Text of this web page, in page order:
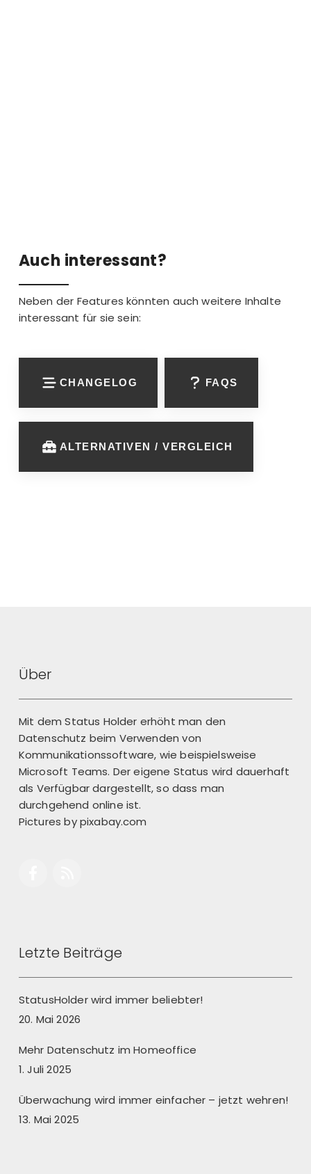
Auch interessant?
Neben der Features könnten auch weitere Inhalte
interessant für sie sein:
CHANGELOG FAQS
ALTERNATIVEN / VERGLEICH
Über
Mit dem Status Holder erhöht man den
Datenschutz beim Verwenden von
Kommunikationssoftware, wie beispielsweise
Microsoft Teams. Der eigene Status wird dauerhaft
als Verfügbar dargestellt, so dass man
durchgehend online ist.
Pictures bypixabay.com
Letzte Beiträge
StatusHolder wird immer beliebter!
20. Mai 2026
Mehr Datenschutz im Homeoffice
1. Juli 2025
Überwachung wird immer einfacher – jetzt wehren!
13. Mai 2025